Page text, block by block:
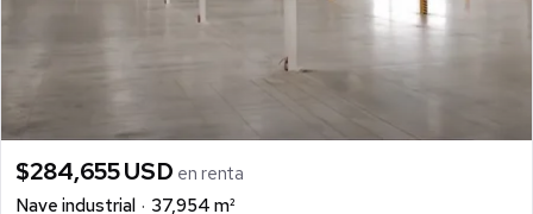
$284,655 USD en renta
Nave industrial
37,954 m²